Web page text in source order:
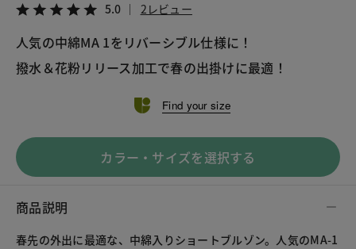
5.0 2レビュー
人気の中綿MA 1をリバーシブル仕様に！
Find your size
カラー・サイズを選択する
商品説明
春先の外出に最適な、中綿入りショートブルゾン。人気のMA-1